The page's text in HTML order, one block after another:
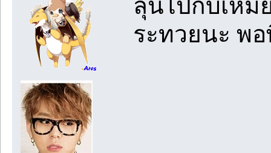
ลุ้นไปกับเหมี
ระทวยนะ พอ